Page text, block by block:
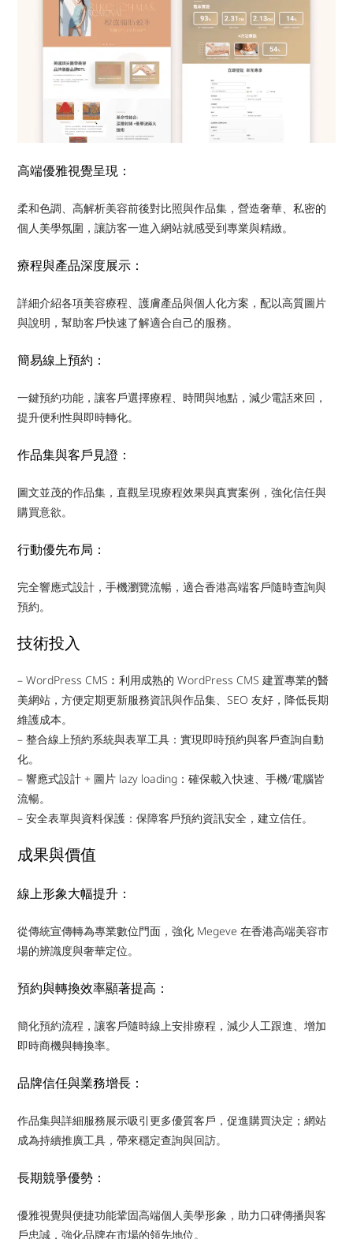
高端優雅視覺呈現：
柔和色調、高解析美容前後對比照與作品集，營造奢華、私密的
個人美學氛圍，讓訪客一進入網站就感受到專業與精緻。
療程與產品深度展示：
詳細介紹各項美容療程、護膚產品與個人化方案，配以高質圖片
與說明，幫助客戶快速了解適合自己的服務。
簡易線上預約：
一鍵預約功能，讓客戶選擇療程、時間與地點，減少電話來回，
提升便利性與即時轉化。
作品集與客戶見證：
圖文並茂的作品集，直觀呈現療程效果與真實案例，強化信任與
購買意欲。
行動優先布局：
完全響應式設計，手機瀏覽流暢，適合香港高端客戶隨時查詢與
預約。
技術投入
– WordPress CMS︰利用成熟的 WordPress CMS 建置專業的醫
美網站，方便定期更新服務資訊與作品集、SEO 友好，降低長期
維護成本。
– 整合線上預約系統與表單工具：實現即時預約與客戶查詢自動
化。
– 響應式設計 + 圖片 lazy loading：確保載入快速、手機/電腦皆
流暢。
– 安全表單與資料保護：保障客戶預約資訊安全，建立信任。
成果與價值
線上形象大幅提升：
從傳統宣傳轉為專業數位門面，強化 Megeve 在香港高端美容市
場的辨識度與奢華定位。
預約與轉換效率顯著提高：
簡化預約流程，讓客戶隨時線上安排療程，減少人工跟進、增加
即時商機與轉換率。
品牌信任與業務增長：
作品集與詳細服務展示吸引更多優質客戶，促進購買決定；網站
成為持續推廣工具，帶來穩定查詢與回訪。
長期競爭優勢：
優雅視覺與便捷功能鞏固高端個人美學形象，助力口碑傳播與客
戶忠誠，強化品牌在市場的領先地位。